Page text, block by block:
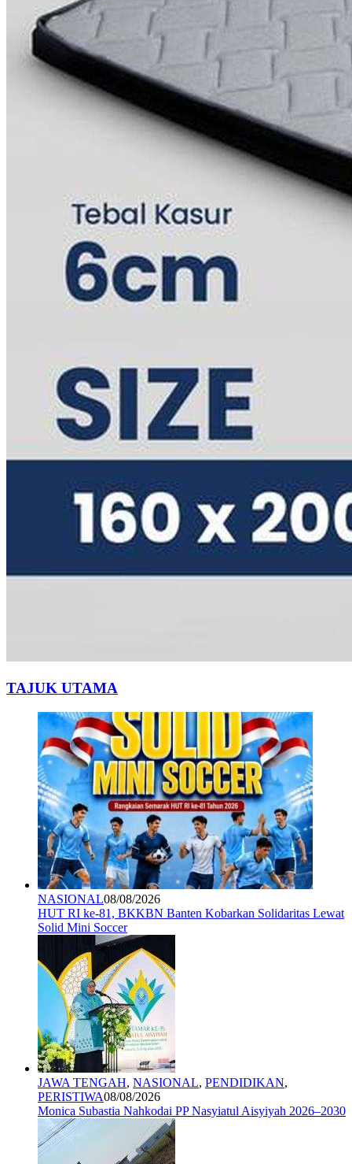
TAJUK UTAMA
NASIONAL08/08/2026
HUT RI ke-81, BKKBN Banten Kobarkan Solidaritas Lewat
Solid Mini Soccer
JAWA TENGAH, NASIONAL, PENDIDIKAN,
PERISTIWA08/08/2026
Monica Subastia Nahkodai PP Nasyiatul Aisyiyah 2026–2030